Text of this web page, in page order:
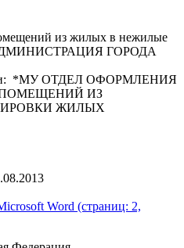
из жилых в нежилые
ГОРОДА
*МУ ОТДЕЛ ОФОРМЛЕНИЯ
ИЗ
ЖИЛЫХ
Word (страниц: 2,